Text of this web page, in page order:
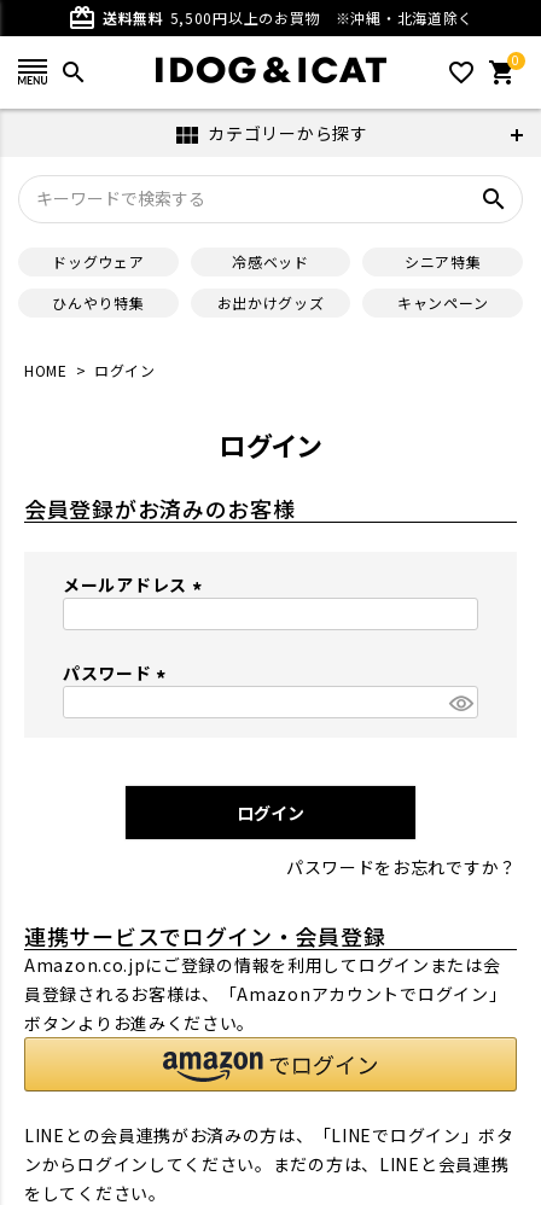
card_giftcard 送料無料 5,500円以上のお買物 ※沖縄・北海道除く
search favorite_outline 0
shopping_cart
view_module カテゴリーから探す
search
ドッグウェア 冷感ベッド
シニア特集
ひんやり特集
お出かけグッズ キャンペーン
HOME ログイン
ログイン
会員登録がお済みのお客様
メールアドレス
パスワード
)
ログイン
パスワードをお忘れですか？
連携サービスでログイン・会員登録
Amazon.co.jpにご登録の情報を利用してログインまたは会
員登録されるお客様は、「Amazonアカウントでログイン」
ボタンよりお進みください。
LINEとの会員連携がお済みの方は、「LINEでログイン」ボタ
ンからログインしてください。まだの方は、 LINEと会員連携
をしてください。